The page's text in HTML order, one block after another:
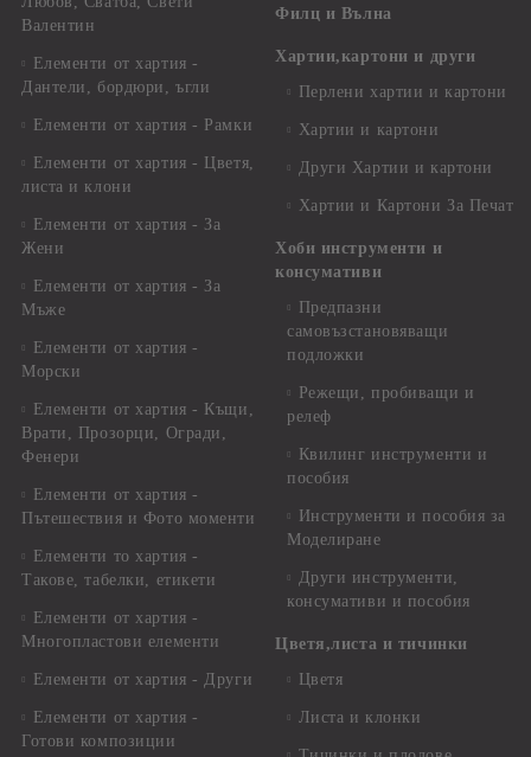
Валентин
Елементи от хартия -
Дантели, бордюри, ъгли
Елементи от хартия - Рамки
Елементи от хартия - Цветя,
листа и клони
Елементи от хартия - За
Жени
Елементи от хартия - За
Мъже
Елементи от хартия -
Морски
Елементи от хартия - Къщи,
Врати, Прозорци, Огради,
Фенери
Елементи от хартия -
Пътешествия и Фото моменти
Елементи то хартия -
Такове, табелки, етикети
Елементи от хартия -
Многопластови елементи
Елементи от хартия - Други
Елементи от хартия -
Готови композиции
Филц и Вълна
Хартии,картони и други
Перлени хартии и картони
Хартии и картони
Други Хартии и картони
Хартии и Картони За Печат
Хоби инструменти и
консумативи
Предпазни
самовъзстановяващи
подложки
Режещи, пробиващи и
релеф
Квилинг инструменти и
пособия
Инструменти и пособия за
Моделиране
Други инструменти,
консумативи и пособия
Цветя,листа и тичинки
Цветя
Листа и клонки